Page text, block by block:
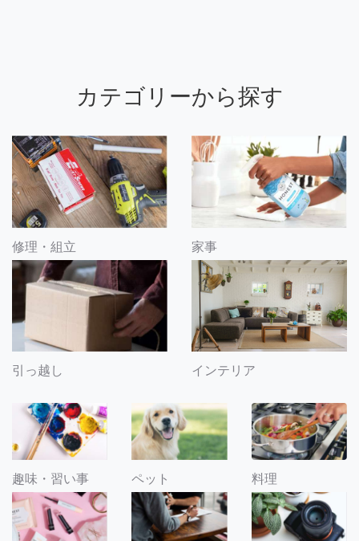
カテゴリーから探す
修理・組立 家事
引っ越し インテリア
趣味・習い事 ペット 料理